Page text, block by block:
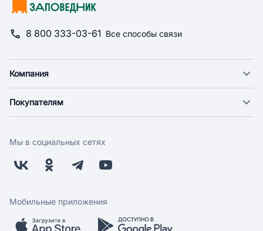
8 800 333-03-61 Все способы связи
Компания
Новости
Поставщикам
Заводчикам
Обратная связь
Покупателям
Оплата
Бонусная программа
Скидки и акции
Мобильное приложение
Мы в социальных сетях
Мобильные приложения